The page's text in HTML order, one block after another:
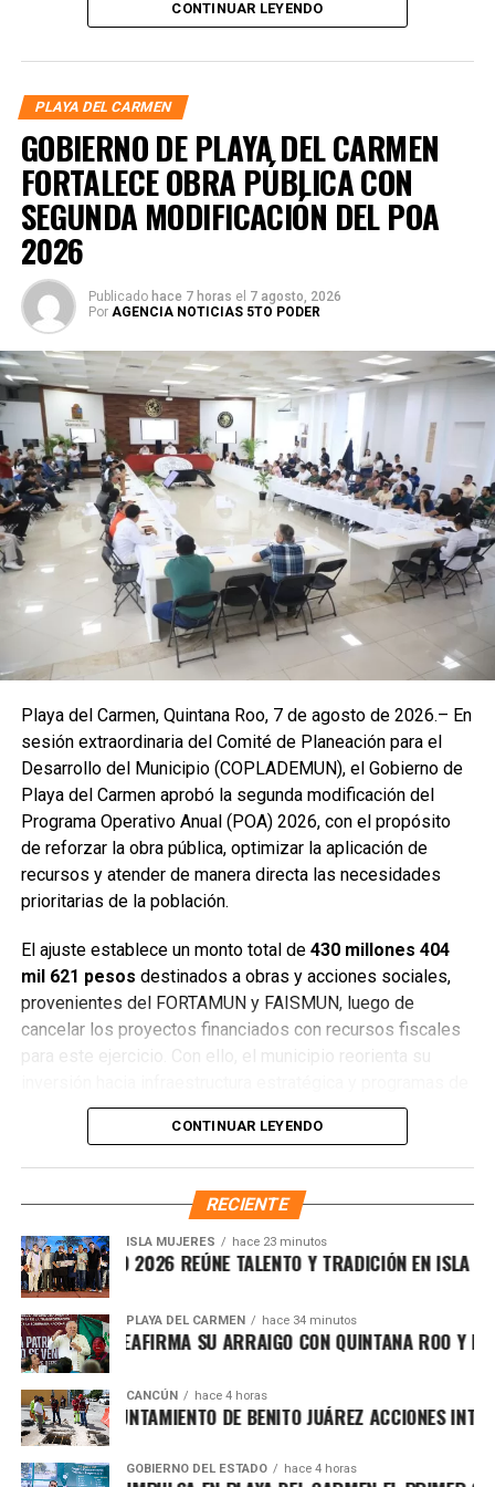
Ejecutivo Estatal y posteriormente delegado especial.
En el marco del proceso interno de Morena para definir la
defensa de la transformación en Quintana Roo, Marín
explicó que su decisión de participar responde al llamado
de militantes, fundadores y ciudadanos que conocen su
trabajo. Señaló que busca poner al servicio del estado la
experiencia acumulada en los sectores público y privado,
especialmente frente a desafíos persistentes como la
inseguridad, el sargazo y las carencias en materia de
Durante su mensaje, enfatizó la importancia de defender la
soberanía nacional y respaldó la postura de la presidenta
Claudia Sheinbaum de mantener una relación de
cooperación con Estados Unidos sin subordinación. Afirmó
que México es un país libre y democrático, y llamó a no
dejarse influenciar por campañas de desinformación.
Finalmente, destacó que las asambleas informativas
continuarán realizándose en distintos puntos de Quintana
Roo para fortalecer la organización ciudadana y la
participación informada.
Recibe las noticias al instante
Únete al canal oficial de WhatsApp de
Quinto Podery recibe las noticias más
importantes de Quintana Roo directamente
en tu teléfono.
CONTINUAR LEYENDO
PLAYA DEL CARMEN
GOBIERNO DE PLAYA DEL CARMEN
FORTALECE OBRA PÚBLICA CON
SEGUNDA MODIFICACIÓN DEL POA
2026
Publicado hace 7 horas el 7 agosto, 2026
Por AGENCIA NOTICIAS 5TO PODER
Playa del Carmen, Quintana Roo, 7 de agosto de 2026.– En
sesión extraordinaria del Comité de Planeación para el
Desarrollo del Municipio (COPLADEMUN), el Gobierno de
Playa del Carmen aprobó la segunda modificación del
Programa Operativo Anual (POA) 2026, con el propósito
de reforzar la obra pública, optimizar la aplicación de
recursos y atender de manera directa las necesidades
prioritarias de la población.
El ajuste establece un monto total de 430 millones 404
mil 621 pesos destinados a obras y acciones sociales,
provenientes del FORTAMUN y FAISMUN, luego de
cancelar los proyectos financiados con recursos fiscales
para este ejercicio. Con ello, el municipio reorienta su
impacto social.
El secretario de Planeación y Evaluación, Rolando Méndez
CONTINUAR LEYENDO
RECIENTE
ISLA MUJERES hace 23 minutos
ISLEÑO 2026 REÚNE TALENTO Y TRADICIÓN EN ISLA
PLAYA DEL CARMEN hace 34 minutos
MARÍN REAFIRMA SU ARRAIGO CON QUINTANA ROO Y
CANCÚN hace 4 horas
AYUNTAMIENTO DE BENITO JUÁREZ ACCIONES
GOBIERNO DEL ESTADO hace 4 horas